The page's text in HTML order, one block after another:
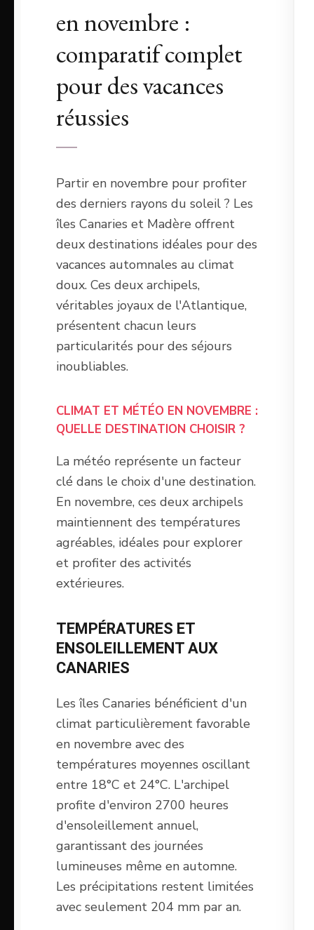
en novembre :
comparatif complet
pour des vacances
réussies
Partir en novembre pour profiter
des derniers rayons du soleil ? Les
îles Canaries et Madère offrent
deux destinations idéales pour des
vacances automnales au climat
doux. Ces deux archipels,
véritables joyaux de l'Atlantique,
présentent chacun leurs
particularités pour des séjours
inoubliables.
CLIMAT ET MÉTÉO EN NOVEMBRE :
QUELLE DESTINATION CHOISIR ?
La météo représente un facteur
clé dans le choix d'une destination.
En novembre, ces deux archipels
maintiennent des températures
agréables, idéales pour explorer
et profiter des activités
extérieures.
TEMPÉRATURES ET
ENSOLEILLEMENT AUX
CANARIES
Les îles Canaries bénéficient d'un
climat particulièrement favorable
en novembre avec des
températures moyennes oscillant
entre 18°C et 24°C. L'archipel
profite d'environ 2700 heures
d'ensoleillement annuel,
garantissant des journées
lumineuses même en automne.
Les précipitations restent limitées
avec seulement 204 mm par an.